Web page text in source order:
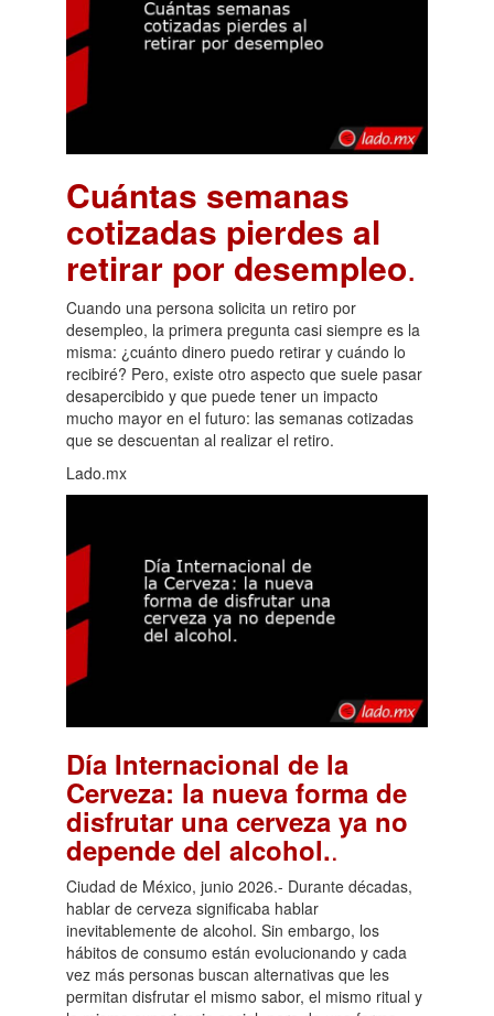
Cuántas semanas
cotizadas pierdes al
retirar por desempleo.
Cuando una persona solicita un retiro por
desempleo, la primera pregunta casi siempre es la
misma: ¿cuánto dinero puedo retirar y cuándo lo
recibiré? Pero, existe otro aspecto que suele pasar
desapercibido y que puede tener un impacto
mucho mayor en el futuro: las semanas cotizadas
que se descuentan al realizar el retiro.
Lado.mx
Día Internacional de la
Cerveza: la nueva forma de
disfrutar una cerveza ya no
depende del alcohol..
Ciudad de México, junio 2026.- Durante décadas,
hablar de cerveza significaba hablar
inevitablemente de alcohol. Sin embargo, los
hábitos de consumo están evolucionando y cada
vez más personas buscan alternativas que les
permitan disfrutar el mismo sabor, el mismo ritual y